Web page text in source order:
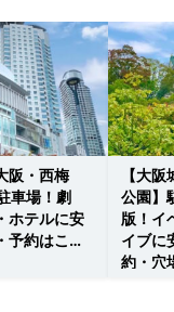
阪・西梅
車場！劇
ホテルに安
予約はこ
【大
公園】
版！イ
イブに
約・穴